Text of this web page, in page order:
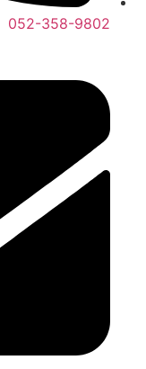
052-358-9802